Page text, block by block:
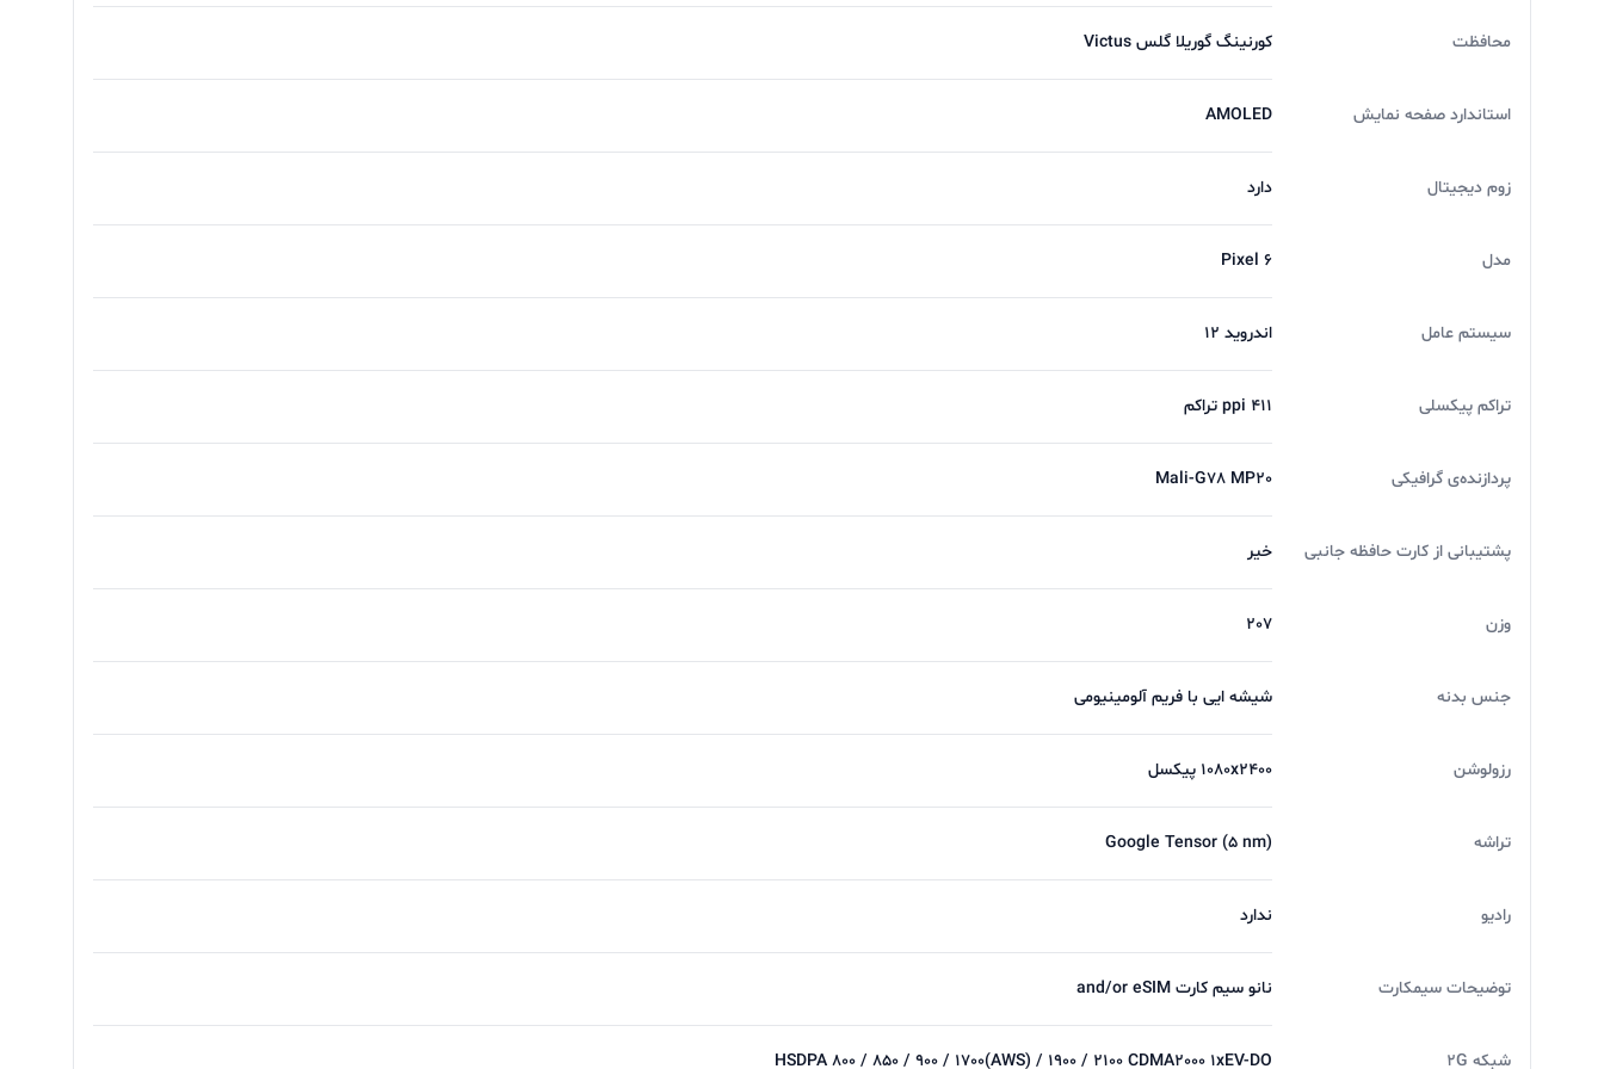
گوشی گوگل پیکسل ۶ از یک باتری با ظرفیت ۴۶۱۴ میلی آمپر ساعت . که با توجه به نتایج تست ها میتوان متوجه شد این بارتی دارای عمر طولانی است.
فروش موبایل با پایین ترین قیمت در فروشگاه اینترنتی آریا
برای خریدگوشی موبایل گوگل پیکسل مدل Google Pixel 6 5G
تجربه یه حس خوب از خرید ツ
محافظت کورنینگ گوریلا گلس Victus
استاندارد صفحه نمایش AMOLED
زوم دیجیتال دارد
مدل Pixel 6
سیستم عامل اندروید 12
تراکم پیکسلی 411 ppi تراکم
پردازنده‌ی گرافیکی Mali-G78 M‍P20
پشتیبانی از کارت حافظه جانبی خیر
وزن 207
جنس بدنه شیشه ایی با فریم آلومینیومی
رزولوشن 1080x2400 پیکسل
تراشه Google Tensor (5 nm)
رادیو ندارد
توضیحات سیمکارت نانو سیم کارت and/or eSIM
شبکه 2G HSDPA 800 / 850 / 900 / 1700(AWS) / 1900 / 2100 CDMA2000 1xEV-DO